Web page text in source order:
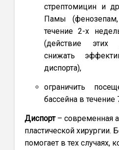
стрептомицин и
Памы
течение 2-х
(действие этих
снижать
диспорта),
ограничить
бассейна в течение
Диспорт– современная
пластической хирургии.
помогает в тех случаях,